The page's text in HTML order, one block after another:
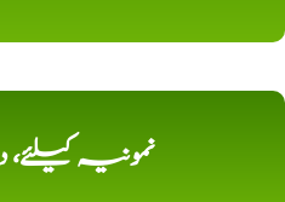
نمونیہ